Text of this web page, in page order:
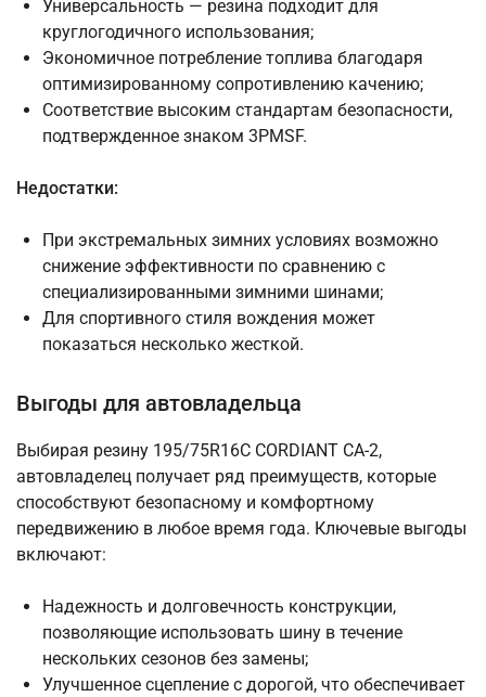
Универсальность — резина подходит для
круглогодичного использования;
Экономичное потребление топлива благодаря
оптимизированному сопротивлению качению;
Соответствие высоким стандартам безопасности,
подтвержденное знаком 3PMSF.
Недостатки:
При экстремальных зимних условиях возможно
снижение эффективности по сравнению с
специализированными зимними шинами;
Для спортивного стиля вождения может
показаться несколько жесткой.
Выгоды для автовладельца
Выбирая резину 195/75R16C CORDIANT CA-2,
автовладелец получает ряд преимуществ, которые
способствуют безопасному и комфортному
передвижению в любое время года. Ключевые выгоды
включают:
Надежность и долговечность конструкции,
позволяющие использовать шину в течение
нескольких сезонов без замены;
Улучшенное сцепление с дорогой, что обеспечивает